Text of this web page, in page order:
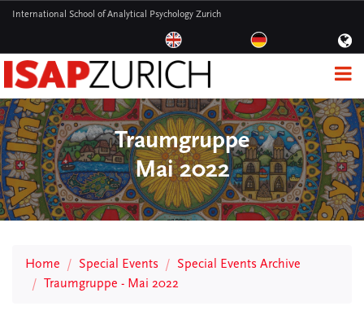
International School of Analytical Psychology Zurich
Traumgruppe
Mai 2022
Home Special Events
Special Events Archive
Traumgruppe - Mai 2022